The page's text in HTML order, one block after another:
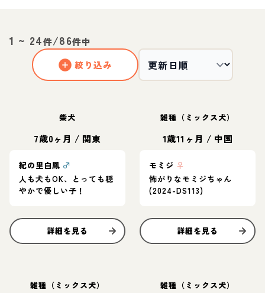
1 ~ 24件/86件中
絞り込み
柴犬
7歳0ヶ月 / 関東
紀の里白鳳 ♂
人も犬もOK、とっても穏
やかで優しい子！
詳細を見る
雑種（ミックス犬）
1歳11ヶ月 / 中国
モミジ ♀
怖がりなモミジちゃん
(2024-DS113)
詳細を見る
雑種（ミックス犬） 雑種（ミックス犬）